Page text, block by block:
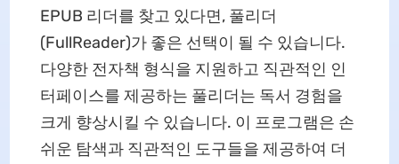
EPUB 리더를 찾고 있다면, 풀리더
(FullReader)가 좋은 선택이 될 수 있습니다.
다양한 전자책 형식을 지원하고 직관적인 인
터페이스를 제공하는 풀리더는 독서 경험을
크게 향상시킬 수 있습니다. 이 프로그램은 손
쉬운 탐색과 직관적인 도구들을 제공하여 더